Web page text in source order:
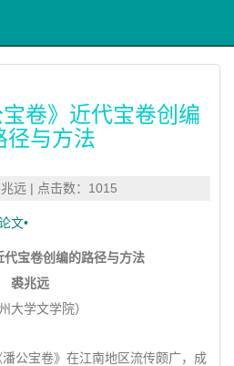
卷》近代宝卷创编
径与方法
远 | 点击数：1015
文•
代宝卷创编的路径与方法
裘兆远
大学文学院）
公宝卷》在江南地区流传颇广，成